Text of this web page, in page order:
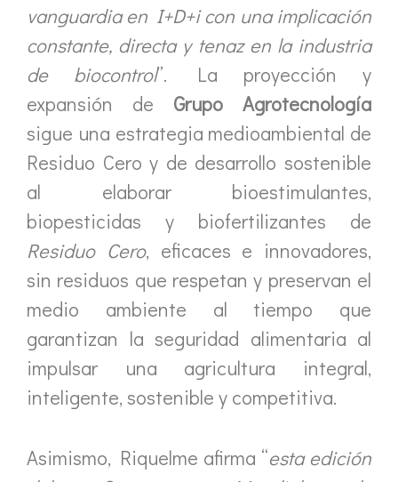
vanguardia en I+D+i con una implicación
constante, directa y tenaz en la industria
de biocontrol”. La proyección y
expansión de Grupo Agrotecnología
sigue una estrategia medioambiental de
Residuo Cero y de desarrollo sostenible
al elaborar bioestimulantes,
biopesticidas y biofertilizantes de
Residuo Cero, eficaces e innovadores,
sin residuos que respetan y preservan el
medio ambiente al tiempo que
garantizan la seguridad alimentaria al
impulsar una agricultura integral,
inteligente, sostenible y competitiva.
Asimismo, Riquelme afirma “esta edición